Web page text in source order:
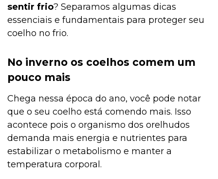
sentir frio? Separamos algumas dicas
essenciais e fundamentais para proteger seu
coelho no frio.
No inverno os coelhos comem um
pouco mais
Chega nessa época do ano, você pode notar
que o seu coelho está comendo mais. Isso
acontece pois o organismo dos orelhudos
demanda mais energia e nutrientes para
estabilizar o metabolismo e manter a
temperatura corporal.